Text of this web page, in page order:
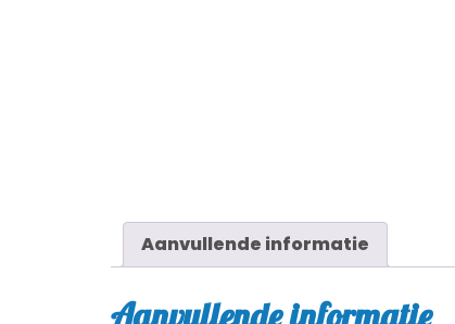
Aanvullende informatie